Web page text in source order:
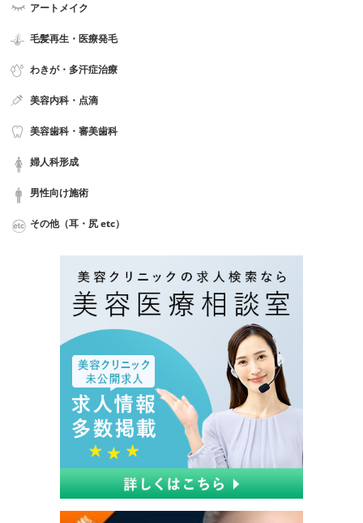
アートメイク
毛髪再生・医療発毛
わきが・多汗症治療
美容内科・点滴
美容歯科・審美歯科
婦人科形成
男性向け施術
その他（耳・尻 etc）